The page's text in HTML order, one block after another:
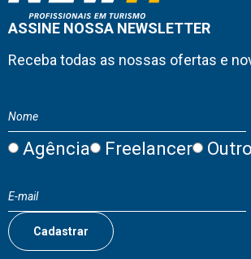
ASSINE NOSSA NEWSLETTER
Receba todas as nossas ofertas e
Agência Freelancer